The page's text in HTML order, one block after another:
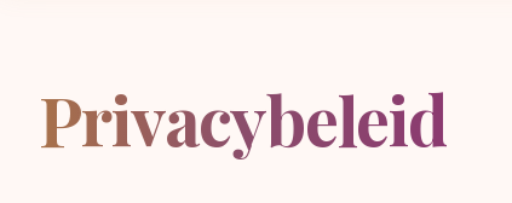
Privacybeleid